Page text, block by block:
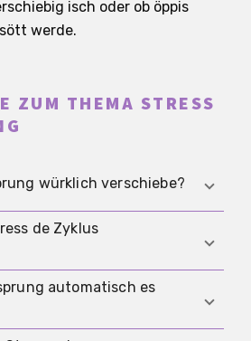
isch oder ob öppis
werde.
ZUM THEMA STRESS
würklich verschiebe?
oder starke Stress cha
de Eisprung später chunnt
gar nöd stattfindet.
de Zyklus
Mängi merkt gar nüt, anderi
einzelne Zyklus e Verschiebig,
automatisch es